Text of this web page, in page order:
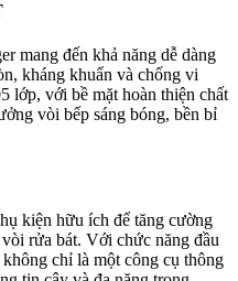
mang đến khả năng dễ dàng
kháng khuẩn và chống vi
lớp, với bề mặt hoàn thiện chất
vòi bếp sáng bóng, bền bỉ
kiện hữu ích để tăng cường
rửa bát. Với chức năng đầu
chỉ là một công cụ thông